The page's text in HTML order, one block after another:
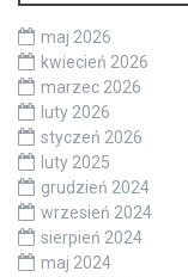
maj 2026
kwiecień 2026
marzec 2026
luty 2026
styczeń 2026
luty 2025
grudzień 2024
wrzesień 2024
sierpień 2024
maj 2024